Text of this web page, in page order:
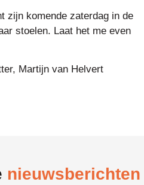
zijn komende zaterdag in de
stoelen. Laat het me even
Martijn van Helvert
nieuwsberichten